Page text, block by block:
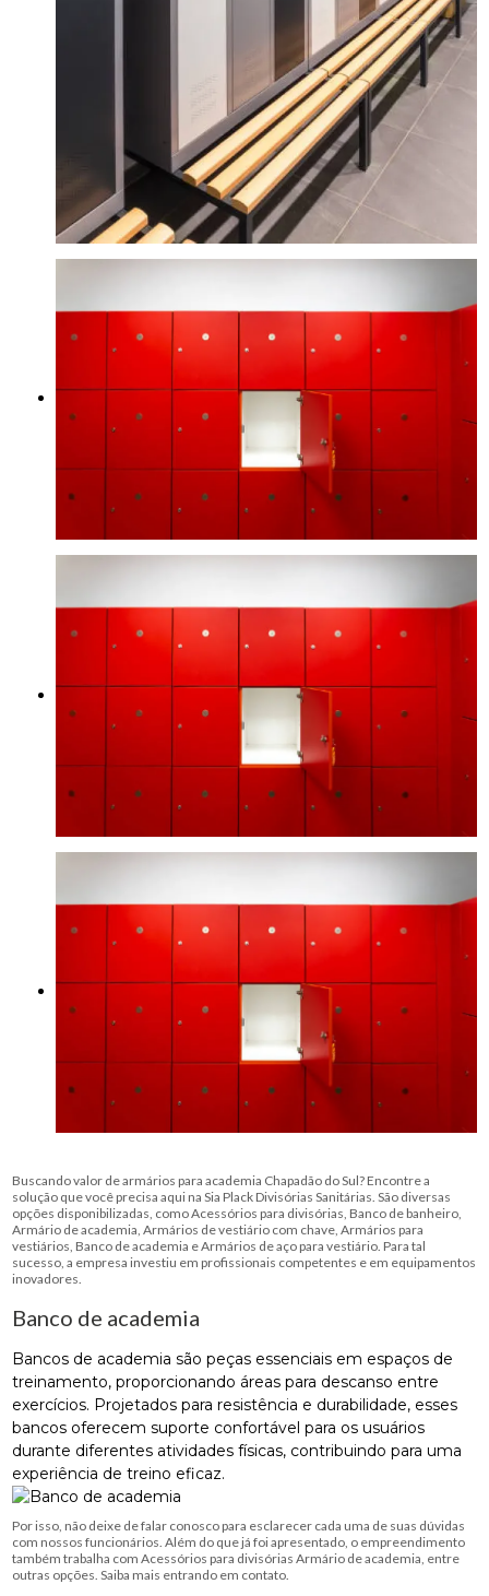
Buscando valor de armários para academia Chapadão do Sul? Encontre a
solução que você precisa aqui na Sia Plack Divisórias Sanitárias. São diversas
opções disponibilizadas, como Acessórios para divisórias, Banco de banheiro,
Armário de academia, Armários de vestiário com chave, Armários para
vestiários, Banco de academia e Armários de aço para vestiário. Para tal
sucesso, a empresa investiu em profissionais competentes e em equipamentos
inovadores.
Banco de academia
Bancos de academia são peças essenciais em espaços de
treinamento, proporcionando áreas para descanso entre
exercícios. Projetados para resistência e durabilidade, esses
bancos oferecem suporte confortável para os usuários
durante diferentes atividades físicas, contribuindo para uma
experiência de treino eficaz.
Por isso, não deixe de falar conosco para esclarecer cada uma de suas dúvidas
com nossos funcionários. Além do que já foi apresentado, o empreendimento
também trabalha com Acessórios para divisórias Armário de academia, entre
outras opções. Saiba mais entrando em contato.